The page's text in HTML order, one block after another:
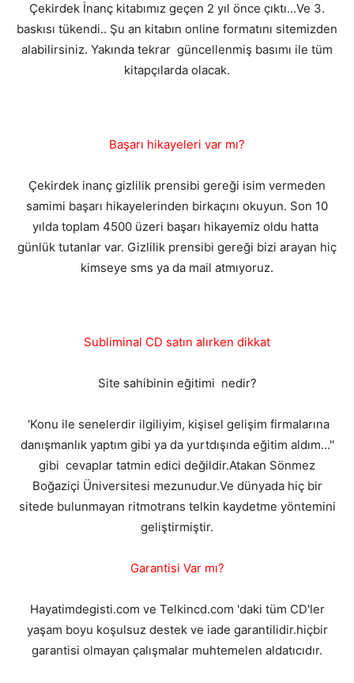
Çekirdek İnanç kitabımız geçen 2 yıl önce çıktı…Ve 3.
baskısı tükendi.. Şu an kitabın online formatını sitemizden
alabilirsiniz. Yakında tekrar güncellenmiş basımı ile tüm
kitapçılarda olacak.
Başarı hikayeleri var mı?
Çekirdek inanç gizlilik prensibi gereği isim vermeden
samimi başarı hikayelerinden birkaçını okuyun. Son 10
yılda toplam 4500 üzeri başarı hikayemiz oldu hatta
günlük tutanlar var. Gizlilik prensibi gereği bizi arayan hiç
kimseye sms ya da mail atmıyoruz.
Subliminal CD satın alırken dikkat
Site sahibinin eğitimi nedir?
'Konu ile senelerdir ilgiliyim, kişisel gelişim firmalarına
danışmanlık yaptım gibi ya da yurtdışında eğitim aldım...''
gibi cevaplar tatmin edici değildir.Atakan Sönmez
Boğaziçi Üniversitesi mezunudur.Ve dünyada hiç bir
sitede bulunmayan ritmotrans telkin kaydetme yöntemini
geliştirmiştir.
Garantisi Var mı?
Hayatimdegisti.com ve Telkincd.com 'daki tüm CD'ler
yaşam boyu koşulsuz destek ve iade garantilidir.hiçbir
garantisi olmayan çalışmalar muhtemelen aldatıcıdır.